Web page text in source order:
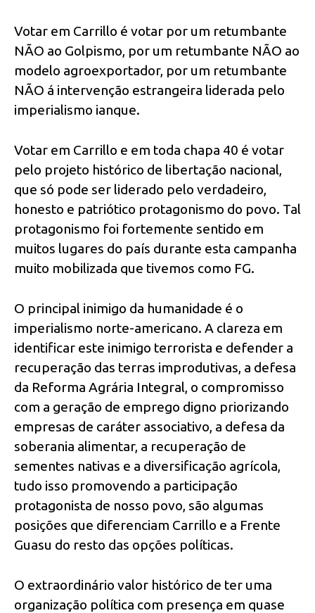
Votar em Carrillo é votar por um retumbante
NÃO ao Golpismo, por um retumbante NÃO ao
modelo agroexportador, por um retumbante
NÃO á intervenção estrangeira liderada pelo
imperialismo ianque.
Votar em Carrillo e em toda chapa 40 é votar
pelo projeto histórico de libertação nacional,
que só pode ser liderado pelo verdadeiro,
honesto e patriótico protagonismo do povo. Tal
protagonismo foi fortemente sentido em
muitos lugares do país durante esta campanha
muito mobilizada que tivemos como FG.
O principal inimigo da humanidade é o
imperialismo norte-americano. A clareza em
identificar este inimigo terrorista e defender a
recuperação das terras improdutivas, a defesa
da Reforma Agrária Integral, o compromisso
com a geração de emprego digno priorizando
empresas de caráter associativo, a defesa da
soberania alimentar, a recuperação de
sementes nativas e a diversificação agrícola,
tudo isso promovendo a participação
protagonista de nosso povo, são algumas
posições que diferenciam Carrillo e a Frente
Guasu do resto das opções políticas.
O extraordinário valor histórico de ter uma
organização política com presença em quase